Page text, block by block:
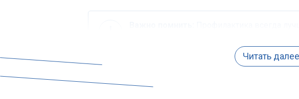
Как проверить драйвера
Читать далее